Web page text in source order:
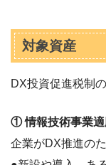
対象資産
DX投資促進税制
① 情報技術事業適
企業がDX推進の